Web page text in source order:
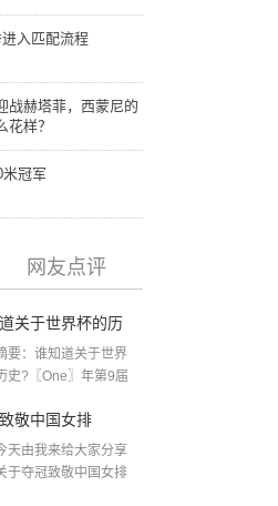
入匹配流程
战赫塔菲，西蒙尼的
花样？
冠军
网友点评
关于世界杯的历
二月四号世界杯
要：谁知道关于世界
史?〖One〗年第9届
敬中国女排
关于电影 夺冠 观
天由我来给大家分享
于夺冠致敬中国女排